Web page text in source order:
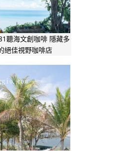
聽海文創咖啡 隱藏多
絕佳視野咖啡店